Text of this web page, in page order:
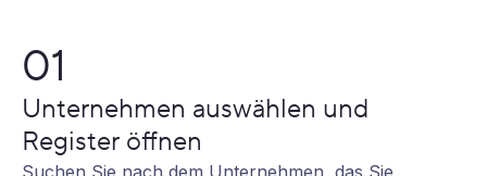
01
Unternehmen auswählen und
Register öffnen
Suchen Sie nach dem Unternehmen, das Sie